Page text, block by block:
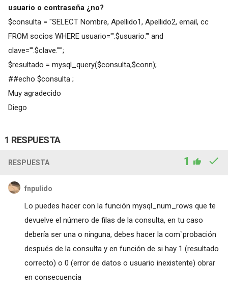
usuario o contraseña ¿no?
$consulta = "SELECT Nombre, Apellido1, Apellido2, email, cc
FROM socios WHERE usuario='".$usuario."' and
clave='".$clave."'";
$resultado = mysql_query($consulta,$conn);
##echo $consulta ;
Muy agradecido
Diego
1 RESPUESTA
RESPUESTA 1
fnpulido
Lo puedes hacer con la función mysql_num_rows que te
devuelve el número de filas de la consulta, en tu caso
debería ser una o ninguna, debes hacer la com`probación
después de la consulta y en función de si hay 1 (resultado
correcto) o 0 (error de datos o usuario inexistente) obrar
en consecuencia